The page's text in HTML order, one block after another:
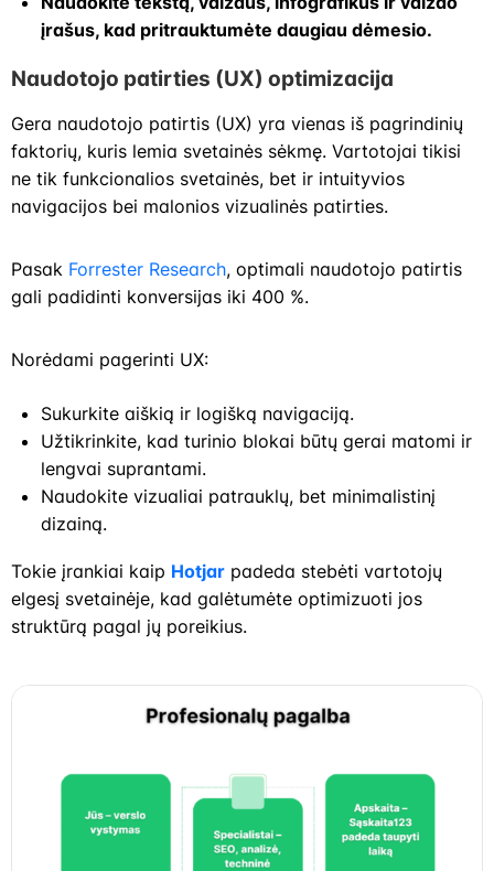
įrašus, kad pritrauktumėte daugiau dėmesio.
Naudotojo patirties (UX) optimizacija
Gera naudotojo patirtis (UX) yra vienas iš pagrindinių
faktorių, kuris lemia svetainės sėkmę. Vartotojai tikisi
ne tik funkcionalios svetainės, bet ir intuityvios
navigacijos bei malonios vizualinės patirties.
Pasak Forrester Research, optimali naudotojo patirtis
gali padidinti konversijas iki 400 %.
Norėdami pagerinti UX:
Sukurkite aiškią ir logišką navigaciją.
Užtikrinkite, kad turinio blokai būtų gerai matomi ir
lengvai suprantami.
Naudokite vizualiai patrauklų, bet minimalistinį
dizainą.
Tokie įrankiai kaip Hotjar padeda stebėti vartotojų
elgesį svetainėje, kad galėtumėte optimizuoti jos
struktūrą pagal jų poreikius.